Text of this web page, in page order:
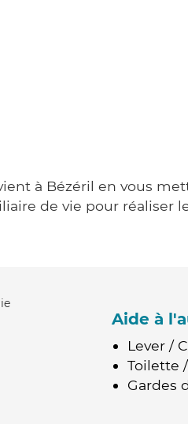
à Bézéril en vous
de vie pour réaliser
Aide à
Lever /
Toilette
Gardes